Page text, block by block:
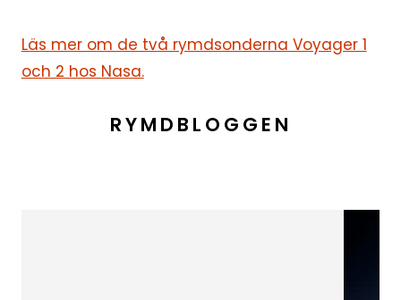
Läs mer om de två rymdsonderna Voyager 1
och 2 hos Nasa.
RYMDBLOGGEN